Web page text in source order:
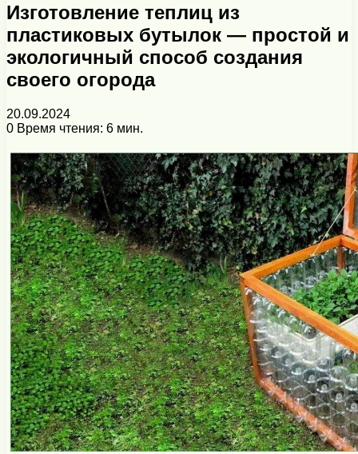
Изготовление теплиц из
пластиковых бутылок — простой и
экологичный способ создания
своего огорода
20.09.2024
0 Время чтения: 6 мин.